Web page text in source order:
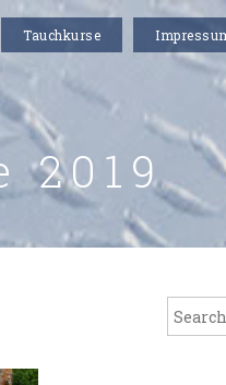
Tauchkurse
2019